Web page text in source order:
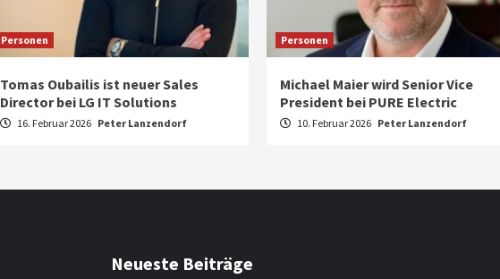
Personen
Tomas Oubailis ist neuer Sales
Director bei LG IT Solutions
16. Februar 2026 Peter Lanzendorf
Personen
Michael Maier wird Senior Vice
President bei PURE Electric
10. Februar 2026 Peter Lanzendorf
Neueste Beiträge